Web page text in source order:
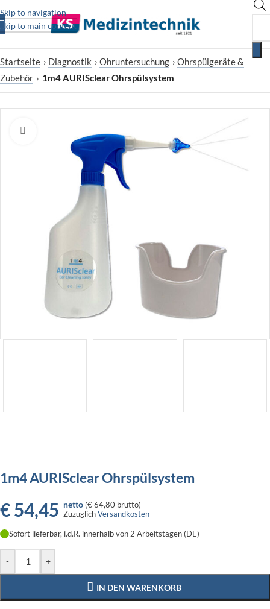
Skip to navigation
Skip to main content
Startseite › Diagnostik › Ohruntersuchung › Ohrspülgeräte &
Zubehör › 1m4 AURISclear Ohrspülsystem
1m4 AURISclear Ohrspülsystem
€54,45 netto (€ 64,80 brutto)
ZuzüglichVersandkosten
Sofort lieferbar, i.d.R. innerhalb von 2 Arbeitstagen (DE)
- +
IN DEN WARENKORB